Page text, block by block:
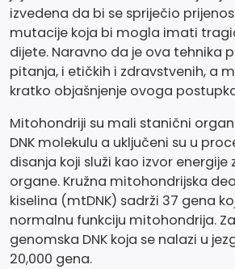
izvedena da bi se spriječio
mutacije koja bi mogla imati
dijete. Naravno da je ova tehnika
pitanja, i etičkih i zdravstvenih, a
kratko objašnjenje ovoga
Mitohondriji su mali stanični
DNK molekulu a uključeni su u
disanja koji služi kao izvor
organe. Kružna mitohondrijska
kiselina (mtDNK) sadrži 37 gena
normalnu funkciju mitohondrija.
genomska DNK koja se nalazi u
20,000 gena.